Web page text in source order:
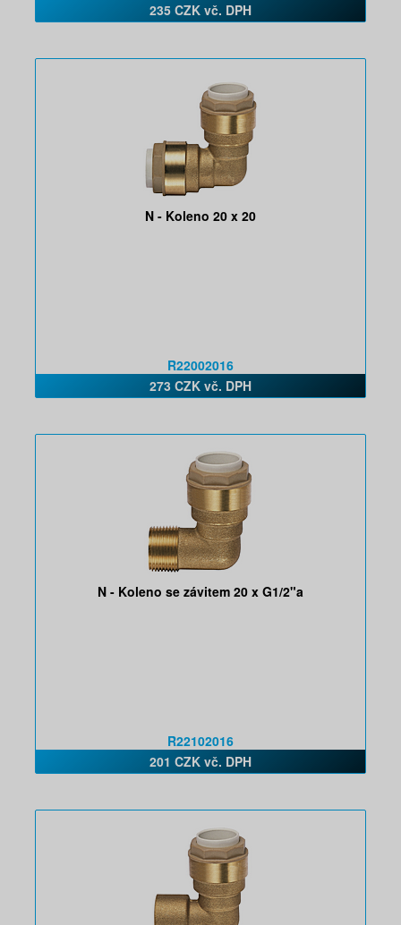
235 CZK vč. DPH
N - Koleno 20 x 20
R22002016
273 CZK vč. DPH
N - Koleno se závitem 20 x G1/2"a
R22102016
201 CZK vč. DPH